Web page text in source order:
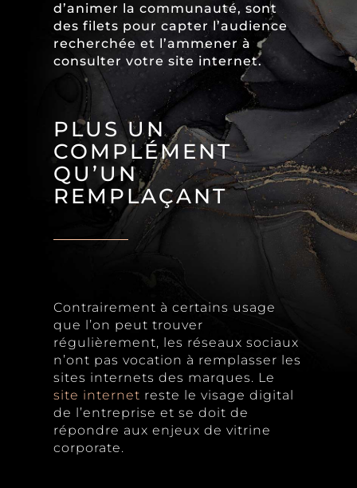
d’animer la communauté, sont
des filets pour capter l’audience
recherchée et l’ammener à
consulter votre site internet.
PLUS UN
COMPLÉMENT
QU’UN
REMPLAÇANT
Contrairement à certains usage
que l’on peut trouver
régulièrement, les réseaux sociaux
n’ont pas vocation à remplasser les
sites internets des marques. Le
site internet reste le visage digital
de l’entreprise et se doit de
répondre aux enjeux de vitrine
corporate.